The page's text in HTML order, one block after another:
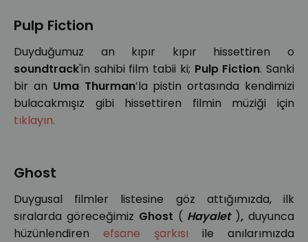
Pulp Fiction
Duyduğumuz an kıpır kıpır hissettiren o
soundtrack'in sahibi film tabii ki; Pulp Fiction. Sanki
bir an Uma Thurman’la pistin ortasında kendimizi
bulacakmışız gibi hissettiren filmin müziği için
tıklayın.
Ghost
Duygusal filmler listesine göz attığımızda, ilk
sıralarda göreceğimiz Ghost ( Hayalet ),duyunca
hüzünlendiren efsane şarkısı ile anılarımızda